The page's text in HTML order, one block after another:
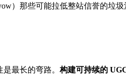
）那些可能拉低整站信誉的垃圾
是最长的弯路。构建可持续的